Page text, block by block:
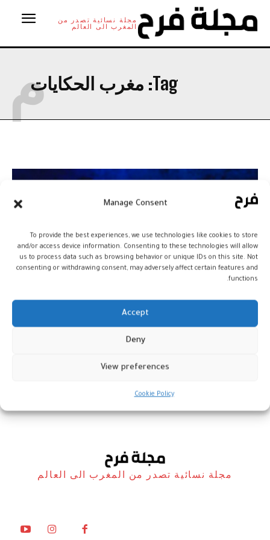
Manage Consent
To provide the best experiences, we use technologies like cookies to store
and/or access device information. Consenting to these technologies will allow
us to process data such as browsing behavior or unique IDs on this site. Not
consenting or withdrawing consent, may adversely affect certain features and
functions.
Accept
Deny
View preferences
Cookie Policy
مجلة نسائية تصدر من
المغرب الى العالم
Tag: مغرب الحكاياتم
اختتام الدورة ال19 للمهرجان الدولي
مجلة نسائية تصدر من المغرب الى العالم